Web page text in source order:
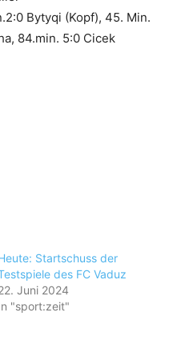
Bytyqi (Kopf), 45. Min.
84.min. 5:0 Cicek
Startschuss der
des FC Vaduz
Juni 2024
"sport:zeit"